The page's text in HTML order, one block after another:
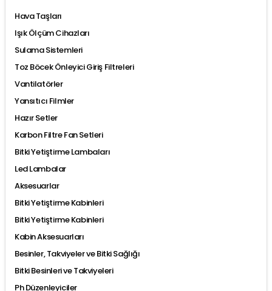
Hava Taşları
Işık Ölçüm Cihazları
Sulama Sistemleri
Toz Böcek Önleyici Giriş Filtreleri
Vantilatörler
Yansıtıcı Filmler
Hazır Setler
Karbon Filtre Fan Setleri
Bitki Yetiştirme Lambaları
Led Lambalar
Aksesuarlar
Bitki Yetiştirme Kabinleri
Bitki Yetiştirme Kabinleri
Kabin Aksesuarları
Besinler, Takviyeler ve Bitki Sağlığı
Bitki Besinleri ve Takviyeleri
Ph Düzenleyiciler